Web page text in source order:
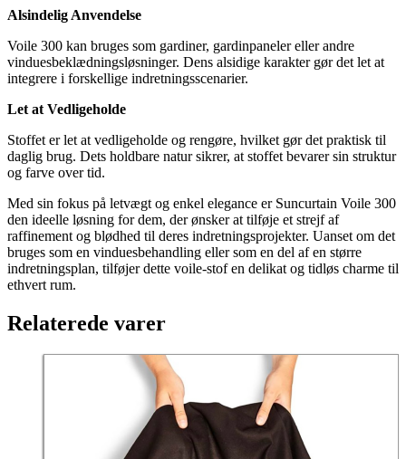
Alsindelig Anvendelse
Voile 300 kan bruges som gardiner, gardinpaneler eller andre
vinduesbeklædningsløsninger. Dens alsidige karakter gør det let at
integrere i forskellige indretningsscenarier.
Let at Vedligeholde
Stoffet er let at vedligeholde og rengøre, hvilket gør det praktisk til
daglig brug. Dets holdbare natur sikrer, at stoffet bevarer sin struktur
og farve over tid.
Med sin fokus på letvægt og enkel elegance er Suncurtain Voile 300
den ideelle løsning for dem, der ønsker at tilføje et strejf af
raffinement og blødhed til deres indretningsprojekter. Uanset om det
bruges som en vinduesbehandling eller som en del af en større
indretningsplan, tilføjer dette voile-stof en delikat og tidløs charme til
ethvert rum.
Relaterede varer